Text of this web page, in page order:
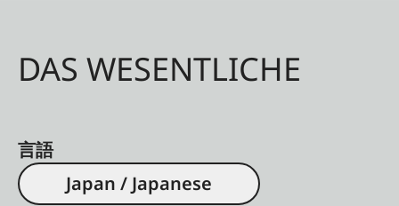
DAS WESENTLICHE
言語
Japan / Japanese